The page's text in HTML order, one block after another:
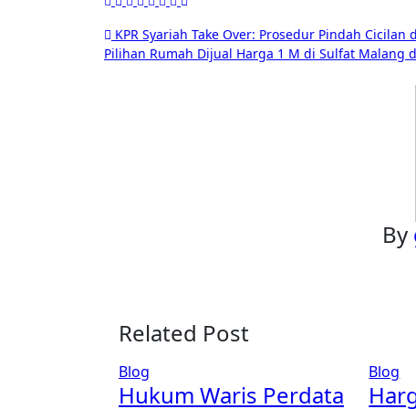
KPR Syariah Take Over: Prosedur Pindah
Pilihan Rumah Dijual Harga 1 M di Sulfat Malang
By
Related Post
Blog
Hukum Waris Perdata
Blog